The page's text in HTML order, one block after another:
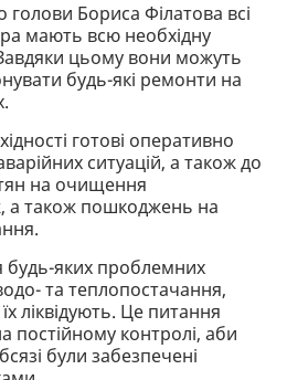
голови Бориса Філатова всі
мають всю необхідну
цьому вони можуть
будь-які ремонти на
готові оперативно
ситуацій, а також до
на очищення
а також пошкоджень на
будь-яких проблемних
та теплопостачання,
ліквідують. Це питання
постійному контролі, аби
були забезпечені